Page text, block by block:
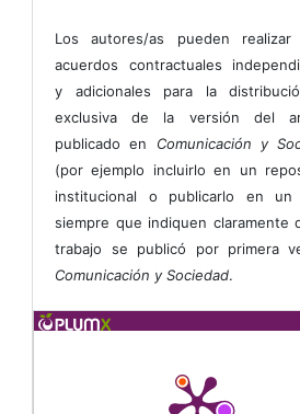
Los autores/as pueden realizar
acuerdos contractuales
y adicionales para la
exclusiva de la versión del
publicado en Comunicación y
(por ejemplo incluirlo en un
institucional o publicarlo en un
siempre que indiquen claramente
trabajo se publicó por primera
Comunicación y Sociedad.